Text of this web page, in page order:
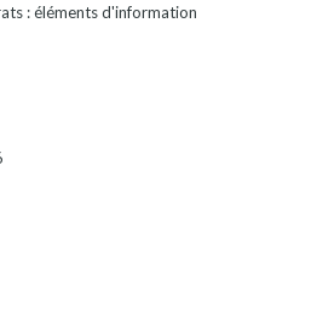
: éléments d'information